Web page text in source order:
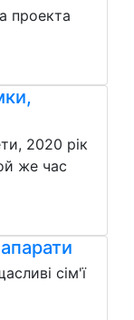
проекта
2020 рік
же час
сім'ї